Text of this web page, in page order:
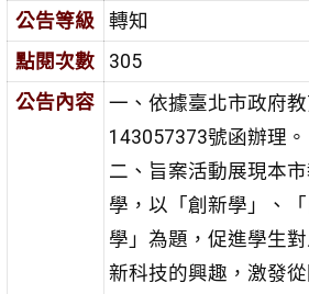
公告等級
轉知
點閱次數
305
公告內容
一、依據臺北市政府
143057373號函辦理。
二、旨案活動展現本
學，以「創新學」、
學」為題，促進學生
新科技的興趣，激發